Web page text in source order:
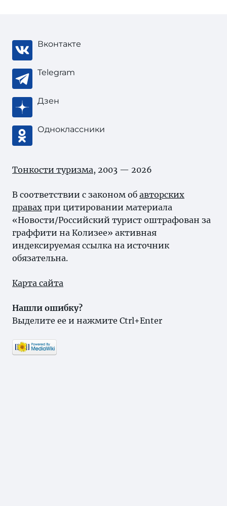
Вконтакте
Telegram
Дзен
Одноклассники
Тонкости туризма, 2003 — 2026
В соответствии с законом об авторских
правах при цитировании материала
«Новости/Российский турист оштрафован за
граффити на Колизее» активная
индексируемая ссылка на источник
обязательна.
Карта сайта
Нашли ошибку?
Выделите ее и нажмите Ctrl+Enter